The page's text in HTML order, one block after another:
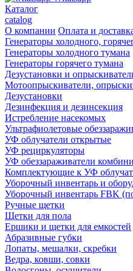
Каталог
catalog
О компании Оплата и
Генераторы холодного,
Генераторы холодного тумана
Генераторы горячего тумана
Дезустановки и
Мотоопрыскиватели,
Дезустановки
Дезинфекция и дезинсекция
Истребление насекомых
Ультрафиолетовые
УФ облучатели открытые
УФ рециркуляторы
УФ обеззараживатели
Комплектующие к УФ
Уборочный инвентарь и
Уборочный инвентарь FBK
Ручные щетки
Щетки для пола
Ершики и щетки для емкостей
Абразивные губки
Лопаты, мешалки, скребки
Ведра, ковши, совки